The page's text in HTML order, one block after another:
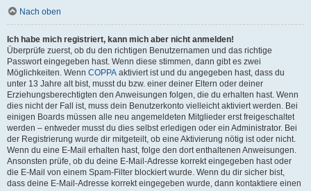
Nach oben
Ich habe mich registriert, kann mich aber nicht anmelden!
Überprüfe zuerst, ob du den richtigen Benutzernamen und das richtige
Passwort eingegeben hast. Wenn diese stimmen, dann gibt es zwei
Möglichkeiten. Wenn COPPA aktiviert ist und du angegeben hast, dass du
unter 13 Jahre alt bist, musst du bzw. einer deiner Eltern oder deiner
Erziehungsberechtigten den Anweisungen folgen, die du erhalten hast. Wenn
dies nicht der Fall ist, muss dein Benutzerkonto vielleicht aktiviert werden. Bei
einigen Boards müssen alle neu angemeldeten Mitglieder erst freigeschaltet
werden – entweder musst du dies selbst erledigen oder ein Administrator. Bei
der Registrierung wurde dir mitgeteilt, ob eine Aktivierung nötig ist oder nicht.
Wenn du eine E-Mail erhalten hast, folge den dort enthaltenen Anweisungen.
Ansonsten prüfe, ob du deine E-Mail-Adresse korrekt eingegeben hast oder
die E-Mail von einem Spam-Filter blockiert wurde. Wenn du dir sicher bist,
dass deine E-Mail-Adresse korrekt eingegeben wurde, dann kontaktiere einen